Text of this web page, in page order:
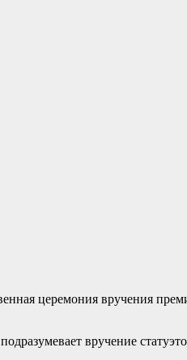
церемония вручения
вручение